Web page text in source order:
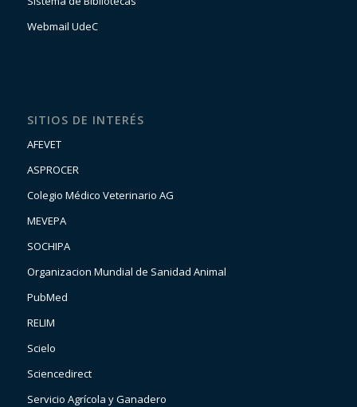
Webmail UdeC
SITIOS DE INTERÉS
AFEVET
ASPROCER
Colegio Médico Veterinario AG
MEVEPA
SOCHIPA
Organizacion Mundial de Sanidad Animal
PubMed
RELIM
Scielo
Sciencedirect
Servicio Agrícola y Ganadero